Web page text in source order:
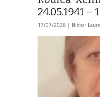
24.05.1941 –
17/07/2026 | Nistor